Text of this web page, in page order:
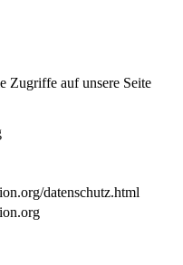
Zugriffe auf unsere Seite
datenschutz.html